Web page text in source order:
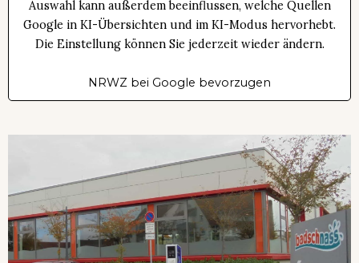
Auswahl kann außerdem beeinflussen, welche Quellen
Google in KI-Übersichten und im KI-Modus hervorhebt.
Die Einstellung können Sie jederzeit wieder ändern.
NRWZ bei Google bevorzugen